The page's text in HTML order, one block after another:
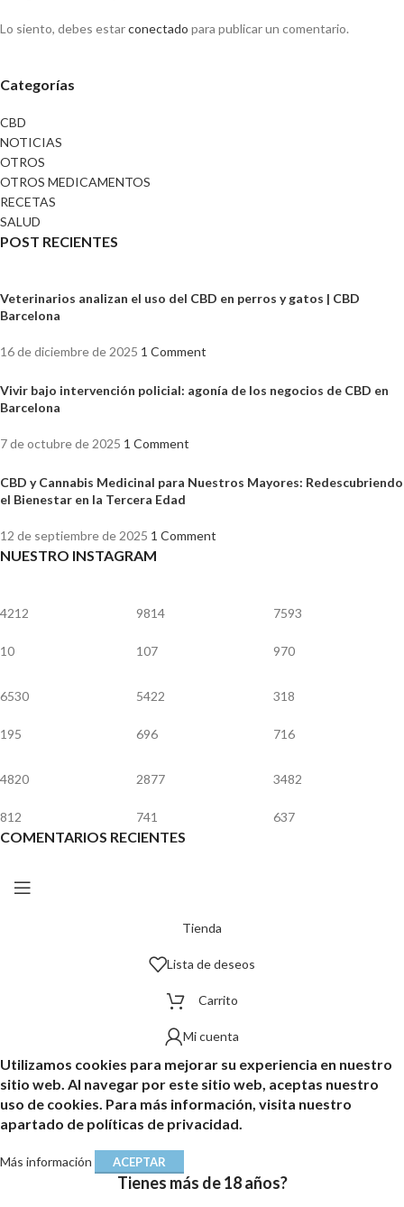
Lo siento, debes estarconectado para publicar un comentario.
Categorías
CBD
NOTICIAS
OTROS
OTROS MEDICAMENTOS
RECETAS
SALUD
POST RECIENTES
Veterinarios analizan el uso del CBD en perros y gatos | CBD
Barcelona
16 de diciembre de 2025 1 Comment
Vivir bajo intervención policial: agonía de los negocios de CBD en
Barcelona
7 de octubre de 2025 1 Comment
CBD y Cannabis Medicinal para Nuestros Mayores: Redescubriendo
el Bienestar en la Tercera Edad
12 de septiembre de 2025 1 Comment
NUESTRO INSTAGRAM
4212
10
9814
107
7593
970
6530
195
5422
696
318
716
4820
812
2877
741
3482
637
COMENTARIOS RECIENTES
Tienda
Lista de deseos
Carrito
Mi cuenta
Utilizamos cookies para mejorar su experiencia en nuestro
sitio web. Al navegar por este sitio web, aceptas nuestro
uso de cookies. Para más información, visita nuestro
apartado de políticas de privacidad.
Más información ACEPTAR
Tienes más de 18 años?